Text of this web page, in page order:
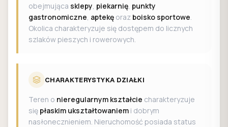
obejmująca sklepy, piekarnię, punkty
gastronomiczne, aptekę oraz boisko sportowe.
Okolica charakteryzuje się dostępem do licznych
szlaków pieszych i rowerowych.
CHARAKTERYSTYKA DZIAŁKI
Teren o nieregularnym kształcie charakteryzuje
się płaskim ukształtowaniem i dobrym
nasłonecznieniem. Nieruchomość posiada status